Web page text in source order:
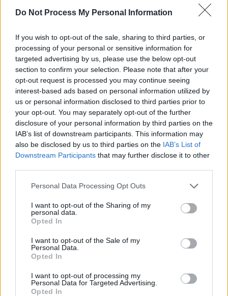
Do Not Process My Personal Information
If you wish to opt-out of the sale, sharing to third parties, or
processing of your personal or sensitive information for
targeted advertising by us, please use the below opt-out
section to confirm your selection. Please note that after your
opt-out request is processed you may continue seeing
interest-based ads based on personal information utilized by
us or personal information disclosed to third parties prior to
your opt-out. You may separately opt-out of the further
disclosure of your personal information by third parties on the
IAB’s list of downstream participants. This information may
also be disclosed by us to third parties on the IAB’s List of
Downstream Participants that may further disclose it to other
Personal Data Processing Opt Outs
I want to opt-out of the Sharing of my
personal data.
Opted In
I want to opt-out of the Sale of my
Personal Data.
Opted In
I want to opt-out of processing my
Personal Data for Targeted Advertising.
Opted In
Julie Gayet se confie sur la maladie dont elle souffre !
16 juin 2024
Le Nokia 3210, le téléphone qui a marqué toute une
génération, fait son grand retour dans une version
modernisée